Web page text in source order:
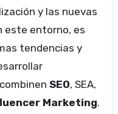
y las nuevas
este entorno, es
tendencias y
SEO, SEA,
Marketing.